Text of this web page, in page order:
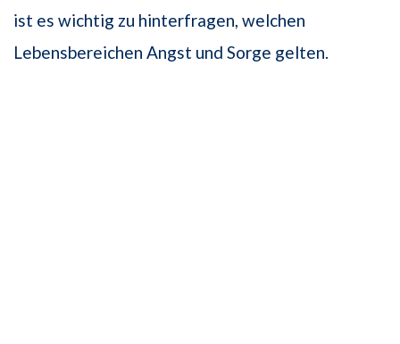
ist es wichtig zu hinterfragen, welchen
Lebensbereichen Angst und Sorge gelten.